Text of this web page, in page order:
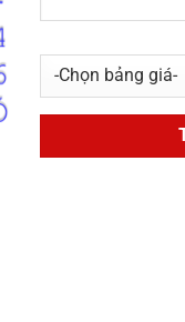
20000
DANH